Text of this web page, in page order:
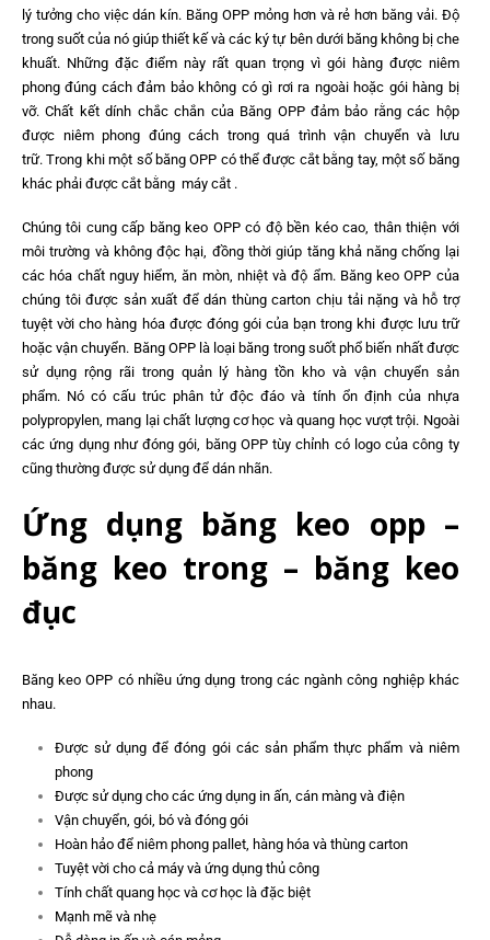
lý tưởng cho việc dán kín. Băng OPP mỏng hơn và rẻ hơn băng vải. Độ
trong suốt của nó giúp thiết kế và các ký tự bên dưới băng không bị che
khuất. Những đặc điểm này rất quan trọng vì gói hàng được niêm
phong đúng cách đảm bảo không có gì rơi ra ngoài hoặc gói hàng bị
vỡ. Chất kết dính chắc chắn của Băng OPP đảm bảo rằng các hộp
được niêm phong đúng cách trong quá trình vận chuyển và lưu
trữ. Trong khi một số băng OPP có thể được cắt bằng tay, một số băng
khác phải được cắt bằng máy cắt .
Chúng tôi cung cấp băng keo OPP có độ bền kéo cao, thân thiện với
môi trường và không độc hại, đồng thời giúp tăng khả năng chống lại
các hóa chất nguy hiểm, ăn mòn, nhiệt và độ ẩm. Băng keo OPP của
chúng tôi được sản xuất để dán thùng carton chịu tải nặng và hỗ trợ
tuyệt vời cho hàng hóa được đóng gói của bạn trong khi được lưu trữ
hoặc vận chuyển. Băng OPP là loại băng trong suốt phổ biến nhất được
sử dụng rộng rãi trong quản lý hàng tồn kho và vận chuyển sản
phẩm. Nó có cấu trúc phân tử độc đáo và tính ổn định của nhựa
polypropylen, mang lại chất lượng cơ học và quang học vượt trội. Ngoài
các ứng dụng như đóng gói, băng OPP tùy chỉnh có logo của công ty
cũng thường được sử dụng để dán nhãn.
Ứng dụng băng keo opp –
băng keo trong – băng keo
đục
Băng keo OPP có nhiều ứng dụng trong các ngành công nghiệp khác
nhau.
Được sử dụng để đóng gói các sản phẩm thực phẩm và niêm
phong
Được sử dụng cho các ứng dụng in ấn, cán màng và điện
Vận chuyển, gói, bó và đóng gói
Hoàn hảo để niêm phong pallet, hàng hóa và thùng carton
Tuyệt vời cho cả máy và ứng dụng thủ công
Tính chất quang học và cơ học là đặc biệt
Mạnh mẽ và nhẹ